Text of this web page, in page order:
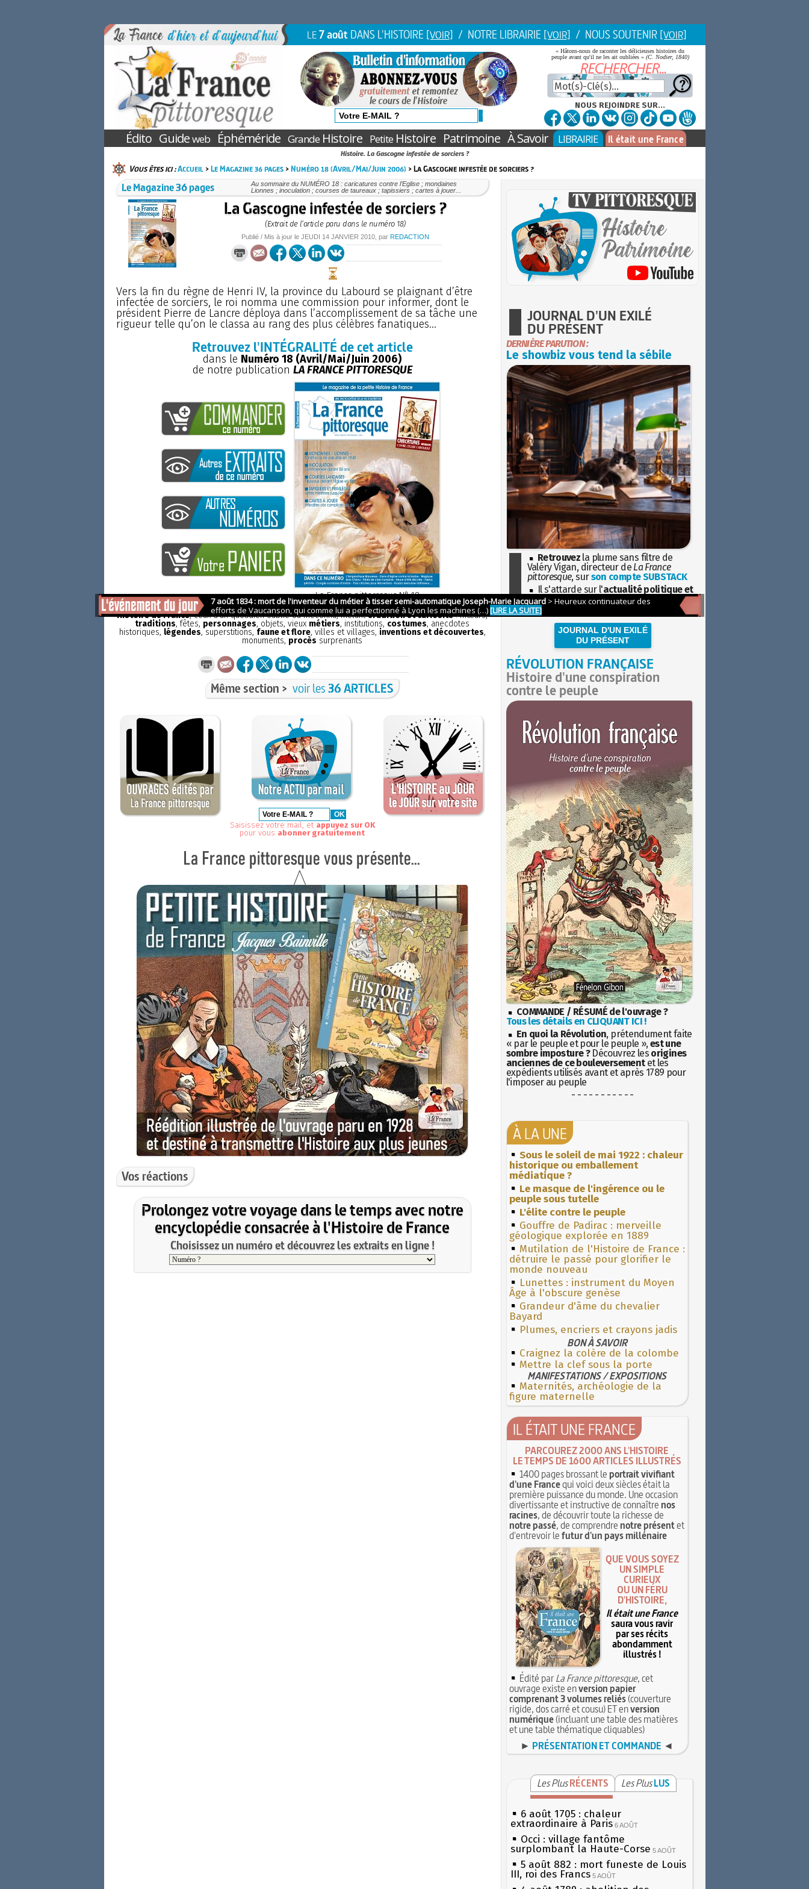
LE7 août DANS L'HISTOIRE [VOIR] / NOTRE LIBRAIRIE [VOIR] / NOUS SOUTENIR [VOIR]
« Hâtons-nous de raconter les délicieuses histoires du
peuple avant qu'il ne les ait oubliées » (C. Nodier, 1840)
NOUS REJOINDRE SUR...
Édito Guideweb Éphéméride GrandeHistoire PetiteHistoire Patrimoine À Savoir LIBRAIRIE Il était une France
Histoire. La Gascogne infestée de sorciers ?
Vous êtes ici :Accueil>Le Magazine 36 pages>Numéro 18 (Avril/Mai/Juin 2006) > La Gascogne infestée de sorciers ?
Le Magazine 36 pages
Au sommaire du NUMÉRO 18 : caricatures contre l’Eglise ; mondaines
Lionnes ; inoculation ; courses de taureaux ; tapissiers ; cartes à jouer...
La Gascogne infestée de sorciers ?
(Extrait de l’article paru dans le numéro 18)
Publié / Mis à jour le JEUDI 14 JANVIER 2010 , par REDACTION
Vers la fin du règne de Henri IV, la province du Labourd se plaignant d’être
infectée de sorciers, le roi nomma une commission pour informer, dont le
président Pierre de Lancre déploya dans l’accomplissement de sa tâche une
rigueur telle qu’on le classa au rang des plus célèbres fanatiques...
Retrouvez l'INTÉGRALITÉ de cet article
dans le Numéro 18 (Avril/Mai/Juin 2006)
de notre publication LA FRANCE PITTORESQUE
La France pittoresqueN° 18
La France pittoresque est une publicationsans publicitéet aborde tous les aspects de la petite
Histoire de France, ceux d'un quotidien oublié ou méconnu, mêlantérudition et curiosité: mœurs,
traditions, fêtes, personnages, objets, vieux métiers, institutions, costumes, anecdotes
historiques, légendes, superstitions, faune et flore, villes et villages, inventions et découvertes,
monuments, procès surprenants
Même section > voir les36 ARTICLES
Saisissez votre mail, et appuyez sur OK
pour vous abonner gratuitement
Vos réactions
Prolongez votre voyage dans le temps avec notre
encyclopédie consacrée à l'Histoire de France
Choisissez un numéro et découvrez les extraits en ligne !
JOURNAL D'UN EXILÉ
DU PRÉSENT
DERNIÈRE PARUTION :
Le showbiz vous tend la sébile
Retrouvez la plume sans filtre de
Valéry Vigan, directeur de La France
pittoresque, surson compte SUBSTACK
Il s'attarde sur l'actualité politique et
sociétaleavec la hauteur de vue de
l'Histoire
JOURNAL D'UN EXILÉ
DU PRÉSENT
RÉVOLUTION FRANÇAISE
Histoire d'une conspiration
contre le peuple
COMMANDE / RÉSUMÉ de l'ouvrage ?
Tous les détails en CLIQUANT ICI !
En quoi la Révolution, prétendument faite
« par le peuple et pour le peuple », est une
sombre imposture ?Découvrez les origines
anciennes de ce bouleversementet les
expédients utilisés avant et après 1789 pour
l'imposer au peuple
- - - - - - - - - - -
À LA UNE
Sous le soleil de mai 1922 : chaleur
historique ou emballement
médiatique ?
Le masque de l'ingérence ou le
peuple sous tutelle
L'élite contre le peuple
Gouffre de Padirac : merveille
géologique explorée en 1889
Mutilation de l'Histoire de France :
détruire le passé pour glorifier le
monde nouveau
Lunettes : instrument du Moyen
Âge à l'obscure genèse
Grandeur d'âme du chevalier
Bayard
Plumes, encriers et crayons jadis
BON À SAVOIR
Craignez la colère de la colombe
Mettre la clef sous la porte
MANIFESTATIONS / EXPOSITIONS
Maternités, archéologie de la
figure maternelle
IL ÉTAIT UNE FRANCE
PARCOUREZ 2000 ANS L'HISTOIRE
LE TEMPS DE 1600 ARTICLES ILLUSTRÉS
1400 pages brossant leportrait vivifiant
d'une Francequi voici deux siècles était la
première puissance du monde. Une occasion
divertissante et instructive de connaîtrenos
racines, de découvrir toute la richesse de
notre passé, de comprendrenotre présentet
d'entrevoir lefutur d'un pays millénaire
QUE VOUS SOYEZ
UN SIMPLE
CURIEUX
OU UN FÉRU
D'HISTOIRE,
Il était une France
saura vous ravir
par ses récits
abondamment
illustrés !
Édité parLa France pittoresque, cet
ouvrage existe enversion papier
comprenant 3 volumes reliés(couverture
rigide, dos carré et cousu) ET enversion
numérique(incluant une table des matières
et une table thématique cliquables)
► PRÉSENTATION ET COMMANDE ◄
Les Plus RÉCENTS Les Plus LUS
6 août 1705 : chaleur
extraordinaire à Paris 6 AOÛT
Occi : village fantôme
surplombant la Haute-Corse 5 AOÛT
5 août 882 : mort funeste de Louis
III, roi des Francs 5 AOÛT